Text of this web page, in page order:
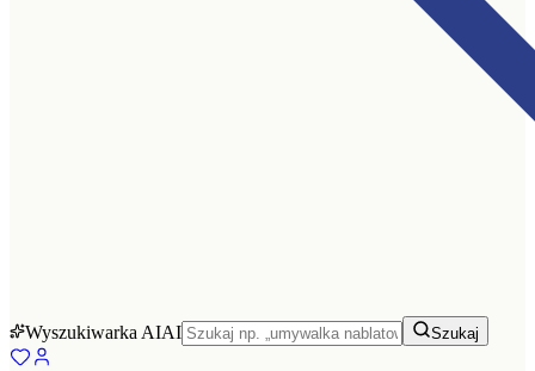
Wyszukiwarka AIAI Szukaj